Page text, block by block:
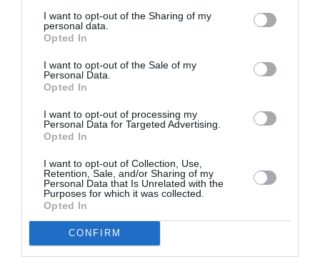
I want to opt-out of the Sharing of my
personal data.
Opted In
I want to opt-out of the Sale of my
Personal Data.
Opted In
I want to opt-out of processing my
Personal Data for Targeted Advertising.
Opted In
I want to opt-out of Collection, Use,
Retention, Sale, and/or Sharing of my
Personal Data that Is Unrelated with the
Purposes for which it was collected.
Opted In
CONFIRM
Πληροφορίες / Κρατήσεις:
Τηλ.: 21 0325 5444
μάθετε πρώτοι όλες τις ειδήσεις
Πολιτισμό στοCulturenow.gr
Νέοι Διαγωνισμοί
Tags